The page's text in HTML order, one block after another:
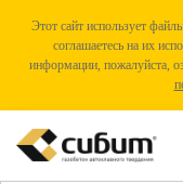
Этот сайт использует
соглашаетесь на их
информации, пожалуйста,